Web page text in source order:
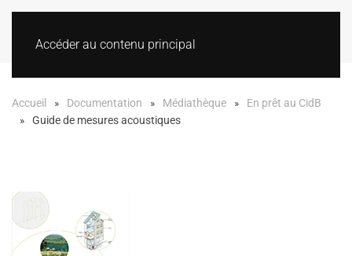
Accéder au contenu principal
Accueil Documentation Médiathèque
En prêt au CidB
Guide de mesures acoustiques